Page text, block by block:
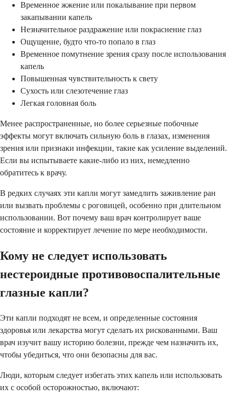
Временное жжение или покалывание при первом
закапывании капель
Незначительное раздражение или покраснение глаз
Ощущение, будто что-то попало в глаз
Временное помутнение зрения сразу после использования
капель
Повышенная чувствительность к свету
Сухость или слезотечение глаз
Легкая головная боль
Менее распространенные, но более серьезные побочные
эффекты могут включать сильную боль в глазах, изменения
зрения или признаки инфекции, такие как усиление выделений.
Если вы испытываете какие-либо из них, немедленно
обратитесь к врачу.
В редких случаях эти капли могут замедлить заживление ран
или вызвать проблемы с роговицей, особенно при длительном
использовании. Вот почему ваш врач контролирует ваше
состояние и корректирует лечение по мере необходимости.
Кому не следует использовать
нестероидные противовоспалительные
глазные капли?
Эти капли подходят не всем, и определенные состояния
здоровья или лекарства могут сделать их рискованными. Ваш
врач изучит вашу историю болезни, прежде чем назначить их,
чтобы убедиться, что они безопасны для вас.
Люди, которым следует избегать этих капель или использовать
их с особой осторожностью, включают: